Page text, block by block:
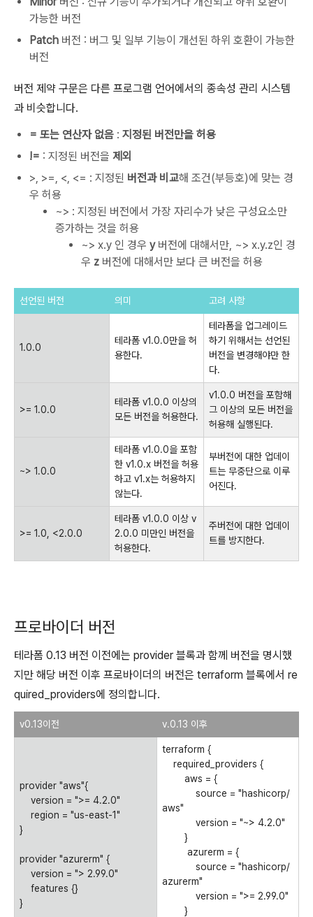
가능한 버전
Patch 버전 : 버그 및 일부 기능이 개선된 하위 호환이 가능한
버전
버전 제약 구문은 다른 프로그램 언어에서의 종속성 관리 시스템
과 비슷합니다.
= 또는 연산자 없음 : 지정된 버전만을 허용
!= : 지정된 버전을 제외
>, >=, <, <= : 지정된 버전과 비교해 조건(부등호)에 맞는 경
우 허용
~> : 지정된 버전에서 가장 자리수가 낮은 구성요소만
증가하는 것을 허용
~> x.y 인 경우 y버전에 대해서만, ~> x.y.z인 경
우 z 버전에 대해서만 보다 큰 버전을 허용
선언된 버전 의미 고려 사항
1.0.0
테라폼 v1.0.0만을 허
용한다.
테라폼을 업그레이드
하기 위해서는 선언된
버전을 변경해야만 한
다.
>= 1.0.0
테라폼 v1.0.0 이상의
모든 버전을 허용한다.
v1.0.0 버전을 포함해
그 이상의 모든 버전을
허용해 실행된다.
~> 1.0.0
테라폼 v1.0.0을 포함
한 v1.0.x 버전을 허용
하고 v1.x는 허용하지
않는다.
부버전에 대한 업데이
트는 무중단으로 이루
어진다.
>= 1.0, <2.0.0
테라폼 v1.0.0 이상 v
2.0.0 미만인 버전을
허용한다.
주버전에 대한 업데이
트를 방지한다.
프로바이더 버전
테라폼 0.13 버전 이전에는 provider 블록과 함께 버전을 명시했
지만 해당 버전 이후 프로바이더의 버전은 terraform 블록에서 re
quired_providers에 정의합니다.
v0.13이전 v.0.13 이후
provider "aws"{
version = ">= 4.2.0"
region = "us-east-1"
}
provider "azurerm" {
version = "> 2.99.0"
features {}
}
terraform {
required_providers {
aws = {
source = "hashicorp/
aws"
version = "~> 4.2.0"
}
azurerm = {
source = "hashicorp/
azurerm"
version = ">= 2.99.0"
}